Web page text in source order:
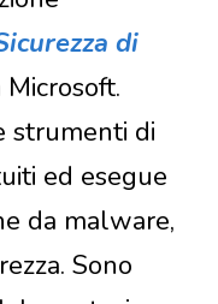
di
strumenti di
ed esegue
da malware,
Sono